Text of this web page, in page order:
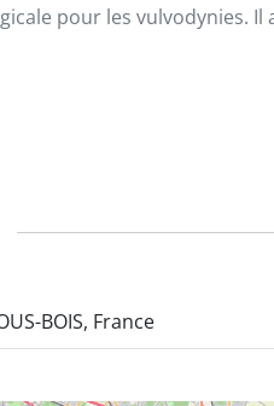
pour les vulvodynies.
BOIS, France